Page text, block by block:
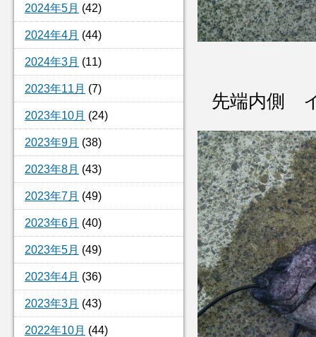
2024年5月 (42)
2024年4月 (44)
2024年3月 (11)
2023年11月 (7)
2023年10月 (24)
2023年9月 (38)
2023年8月 (43)
2023年7月 (49)
2023年6月 (40)
2023年5月 (49)
2023年4月 (36)
2023年3月 (43)
2022年10月 (44)
先端内側